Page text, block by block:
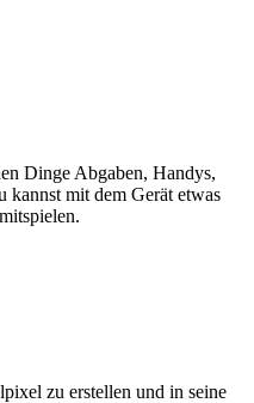
Dinge Abgaben, Handys,
kannst mit dem Gerät etwas
zu erstellen und in seine